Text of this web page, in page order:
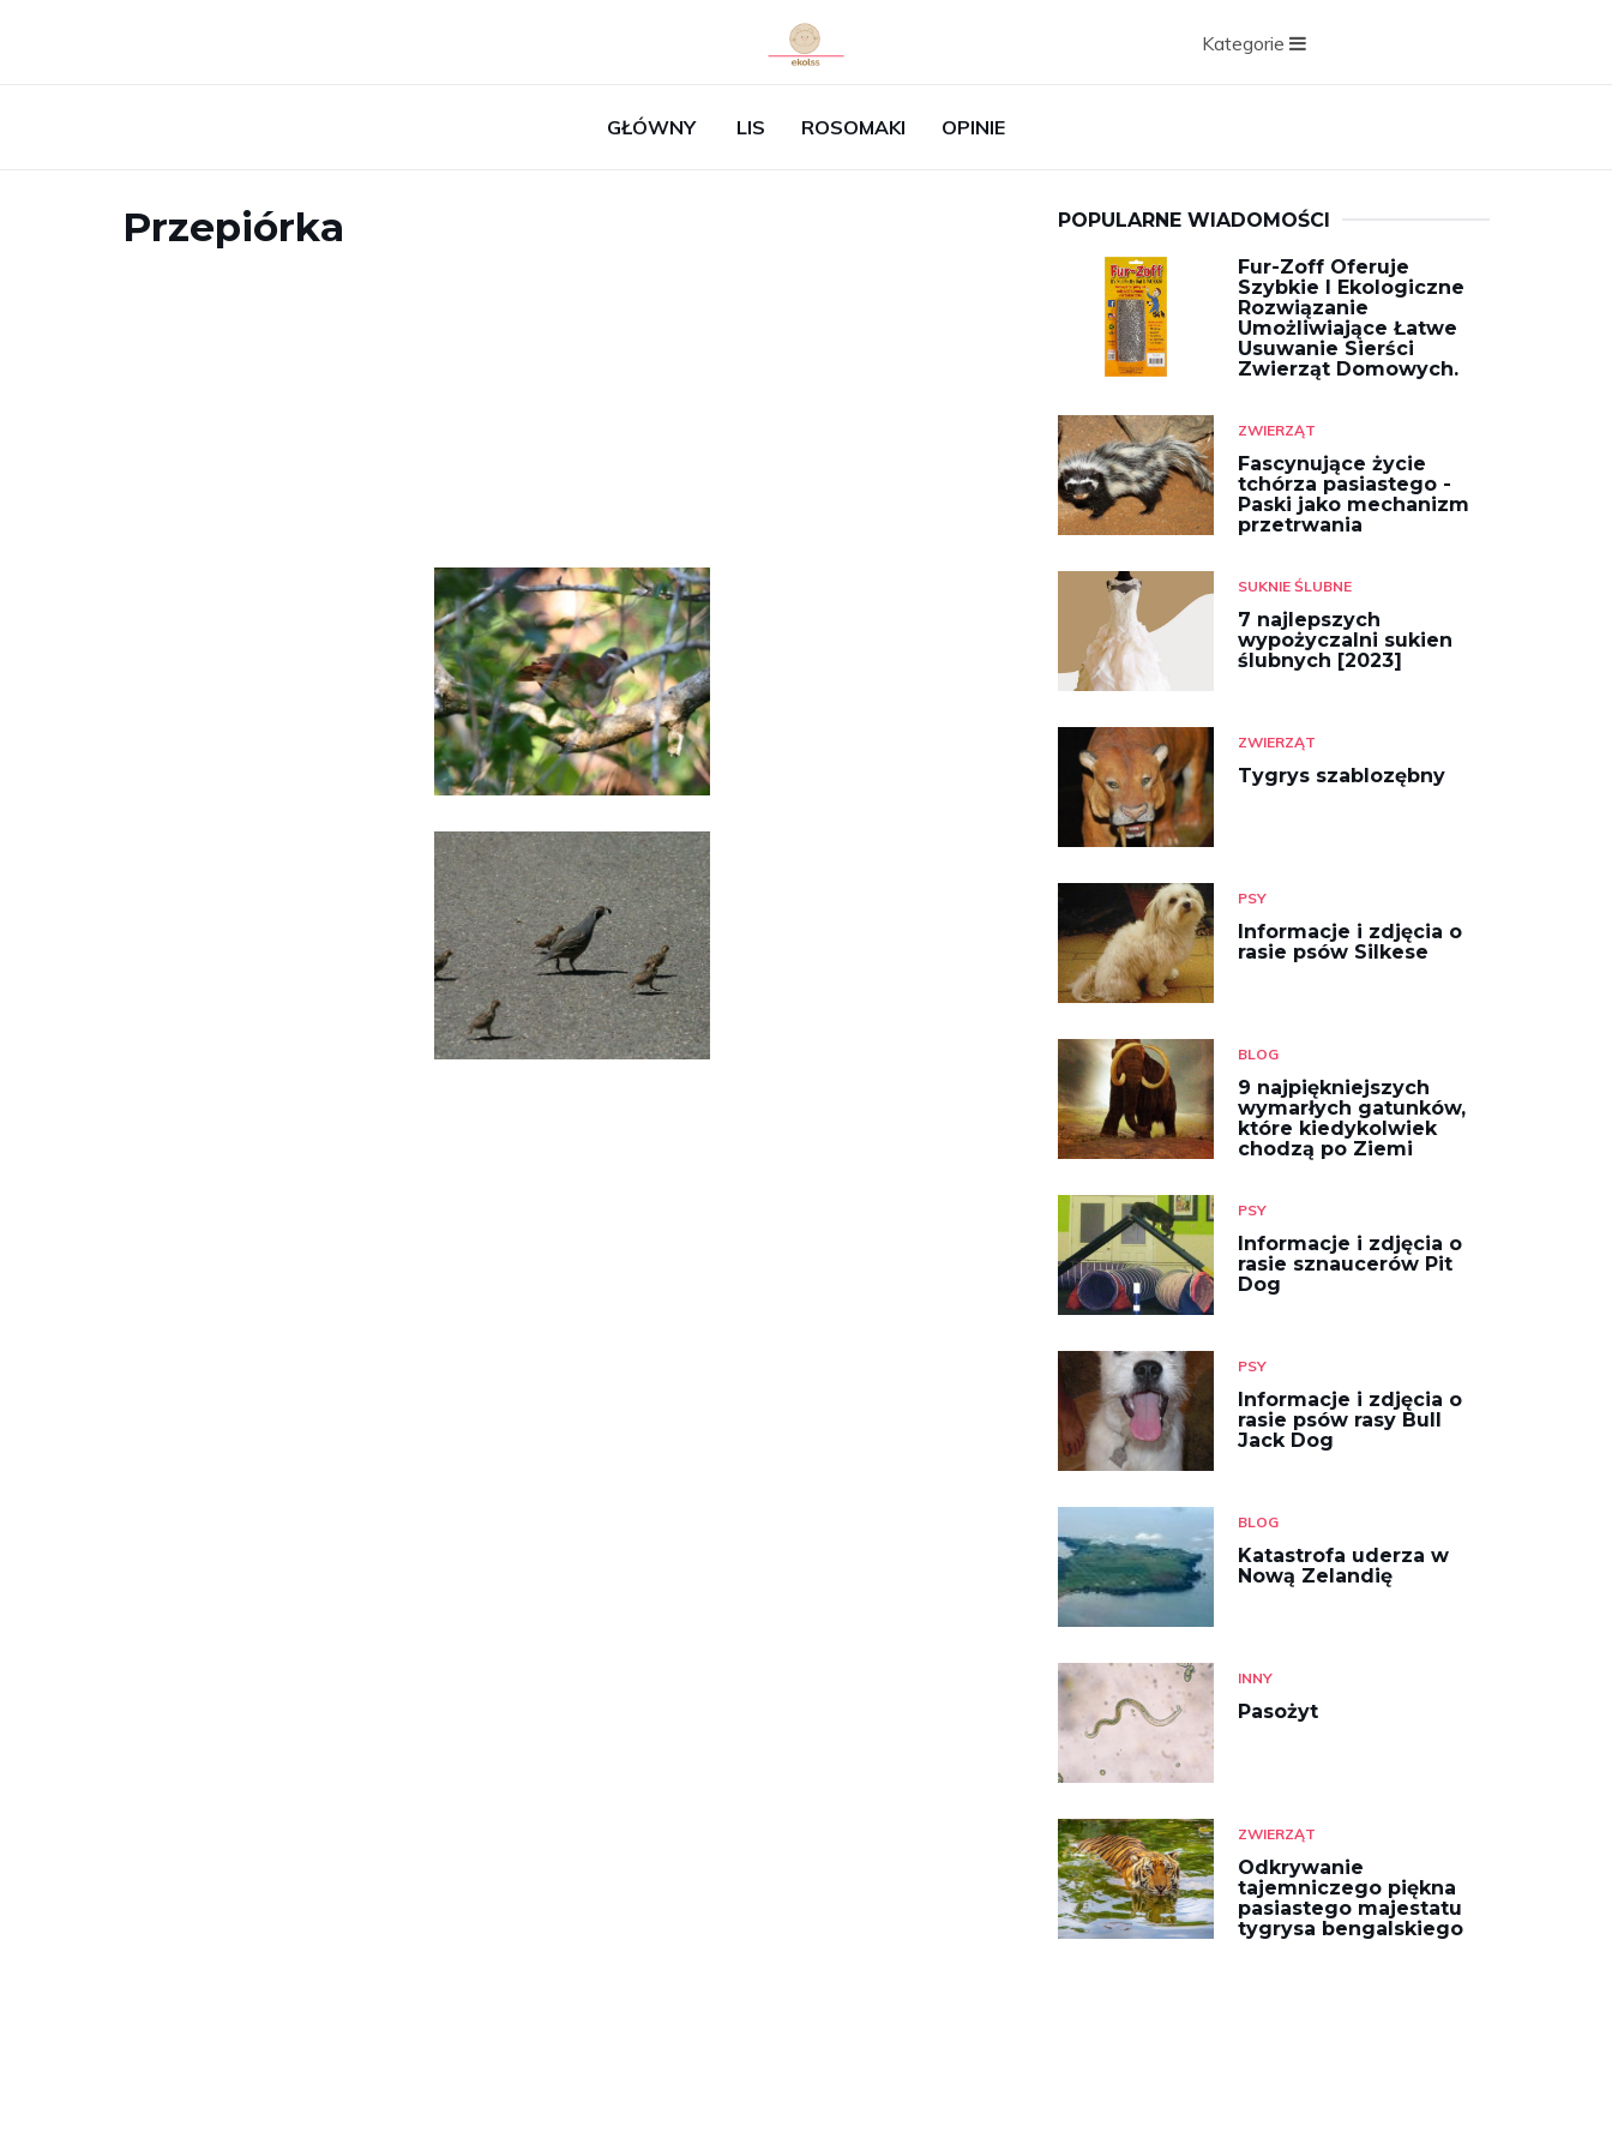
Kategorie
GŁÓWNY LIS ROSOMAKI OPINIE
Przepiórka POPULARNE WIADOMOŚCI
Fur-Zoff Oferuje
Szybkie I Ekologiczne
Rozwiązanie
Umożliwiające Łatwe
Usuwanie Sierści
Zwierząt Domowych.
ZWIERZĄT
Fascynujące życie
tchórza pasiastego -
Paski jako mechanizm
przetrwania
SUKNIE ŚLUBNE
7 najlepszych
wypożyczalni sukien
ślubnych [2023]
ZWIERZĄT
Tygrys szablozębny
PSY
Informacje i zdjęcia o
rasie psów Silkese
BLOG
9 najpiękniejszych
wymarłych gatunków,
które kiedykolwiek
chodzą po Ziemi
PSY
Informacje i zdjęcia o
rasie sznaucerów Pit
Dog
PSY
Informacje i zdjęcia o
rasie psów rasy Bull
Jack Dog
BLOG
Katastrofa uderza w
Nową Zelandię
INNY
Pasożyt
ZWIERZĄT
Odkrywanie
tajemniczego piękna
pasiastego majestatu
tygrysa bengalskiego